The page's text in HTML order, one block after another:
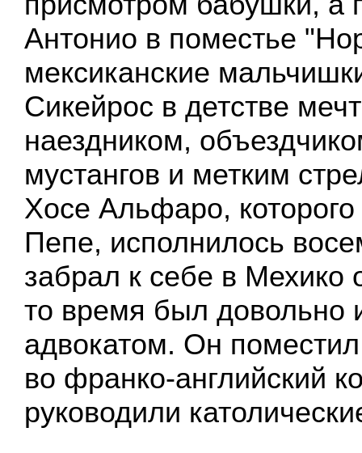
Антонио в поместье
мексиканские
Сикейрос в детстве
наездником,
мустангов и метким
Хосе Альфаро, которого
Пепе, исполнилось
забрал к себе в Мехико
то время был довольно
адвокатом. Он
во франко-английский
руководили